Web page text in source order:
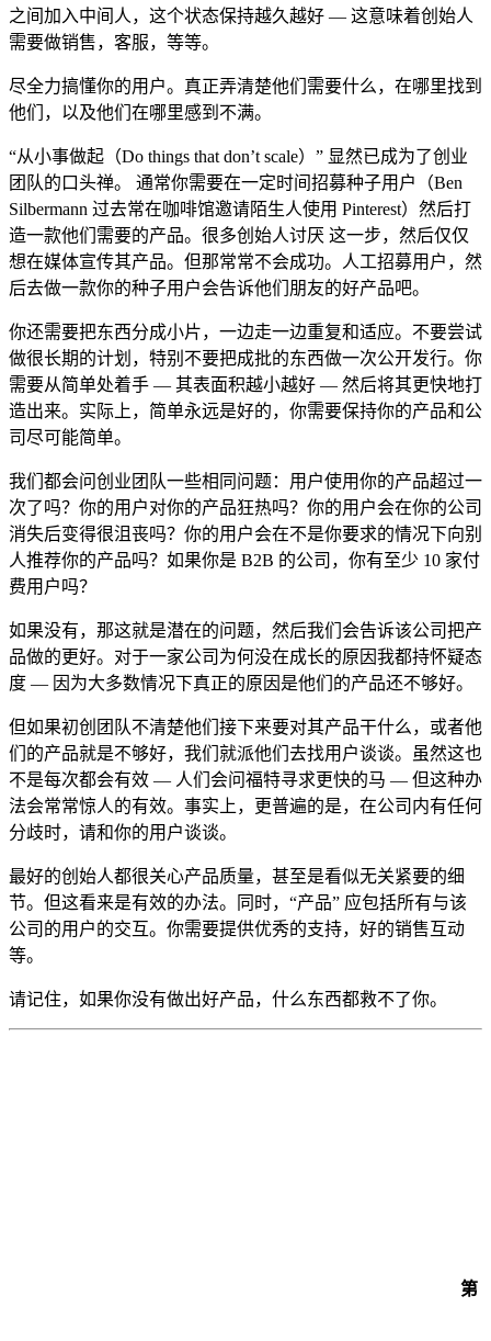
之间加入中间人，这个状态保持越久越好 — 这意味着创始人
需要做销售，客服，等等。
尽全力搞懂你的用户。真正弄清楚他们需要什么，在哪里找到
他们，以及他们在哪里感到不满。
“从小事做起（Do things that don’t scale）” 显然已成为了创业
团队的口头禅。 通常你需要在一定时间招募种子用户（Ben
Silbermann 过去常在咖啡馆邀请陌生人使用 Pinterest）然后打
造一款他们需要的产品。很多创始人讨厌 这一步，然后仅仅
想在媒体宣传其产品。但那常常不会成功。人工招募用户，然
后去做一款你的种子用户会告诉他们朋友的好产品吧。
你还需要把东西分成小片，一边走一边重复和适应。不要尝试
做很长期的计划，特别不要把成批的东西做一次公开发行。你
需要从简单处着手 — 其表面积越小越好 — 然后将其更快地打
造出来。实际上，简单永远是好的，你需要保持你的产品和公
司尽可能简单。
我们都会问创业团队一些相同问题：用户使用你的产品超过一
次了吗？你的用户对你的产品狂热吗？你的用户会在你的公司
消失后变得很沮丧吗？你的用户会在不是你要求的情况下向别
人推荐你的产品吗？如果你是 B2B 的公司，你有至少 10 家付
费用户吗？
如果没有，那这就是潜在的问题，然后我们会告诉该公司把产
品做的更好。对于一家公司为何没在成长的原因我都持怀疑态
度 — 因为大多数情况下真正的原因是他们的产品还不够好。
但如果初创团队不清楚他们接下来要对其产品干什么，或者他
们的产品就是不够好，我们就派他们去找用户谈谈。虽然这也
不是每次都会有效 — 人们会问福特寻求更快的马 — 但这种办
法会常常惊人的有效。事实上，更普遍的是，在公司内有任何
分歧时，请和你的用户谈谈。
最好的创始人都很关心产品质量，甚至是看似无关紧要的细
节。但这看来是有效的办法。同时，“产品” 应包括所有与该
公司的用户的交互。你需要提供优秀的支持，好的销售互动
等。
请记住，如果你没有做出好产品，什么东西都救不了你。
第